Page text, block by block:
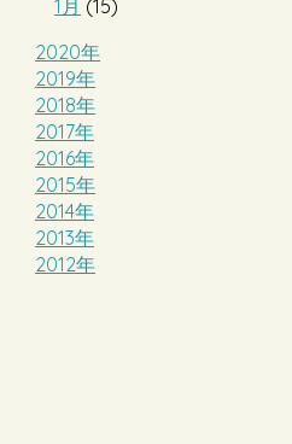
1月 (15)
2020年
2019年
2018年
2017年
2016年
2015年
2014年
2013年
2012年